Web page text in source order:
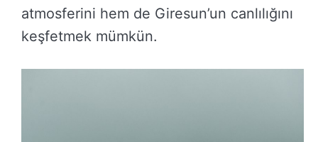
atmosferini hem de Giresun’un canlılığını
keşfetmek mümkün.